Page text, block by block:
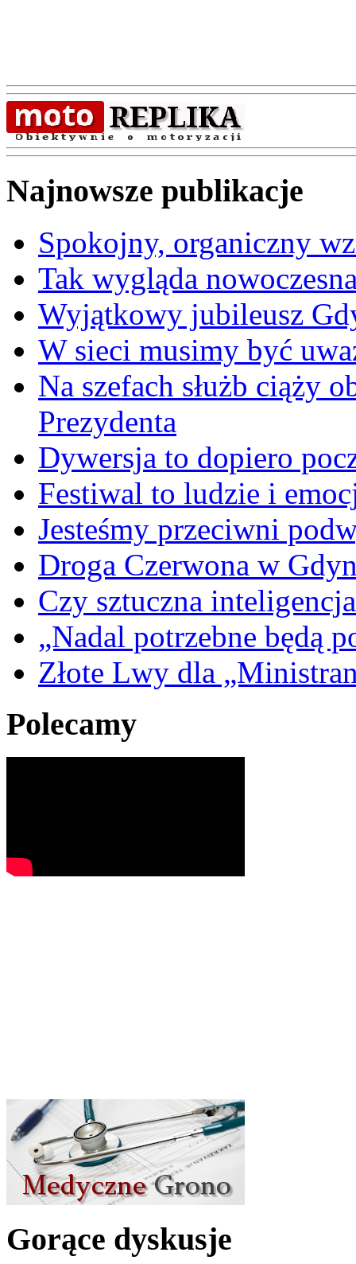
Najnowsze publikacje
Spokojny, organiczny
Tak wygląda
Wyjątkowy jubileusz
W sieci musimy być
Na szefach służb ciąży
Prezydenta
Dywersja to dopiero
Festiwal to ludzie i
Jesteśmy przeciwni
Droga Czerwona w
Czy sztuczna
„Nadal potrzebne będą
Złote Lwy dla
Polecamy
Gorące dyskusje